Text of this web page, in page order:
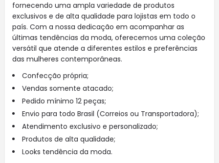
fornecendo uma ampla variedade de produtos
exclusivos e de alta qualidade para lojistas em todo o
país. Com a nossa dedicação em acompanhar as
últimas tendências da moda, oferecemos uma coleção
versátil que atende a diferentes estilos e preferências
das mulheres contemporâneas.
Confecção própria;
Vendas somente atacado;
Pedido mínimo 12 peças;
Envio para todo Brasil (Correios ou Transportadora);
Atendimento exclusivo e personalizado;
Produtos de alta qualidade;
Looks tendência da moda.